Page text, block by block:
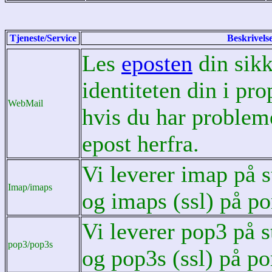
Tjeneste/Service
WebMail
Les eposten din
identiteten din i
hvis du har
epost herfra.
Imap/imaps
Vi leverer imap på
og imaps (ssl) på
pop3/pop3s
Vi leverer pop3 på
og pop3s (ssl) på